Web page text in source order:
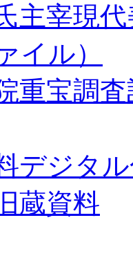
主宰現
イル）
重宝調
デジタ
蔵資料